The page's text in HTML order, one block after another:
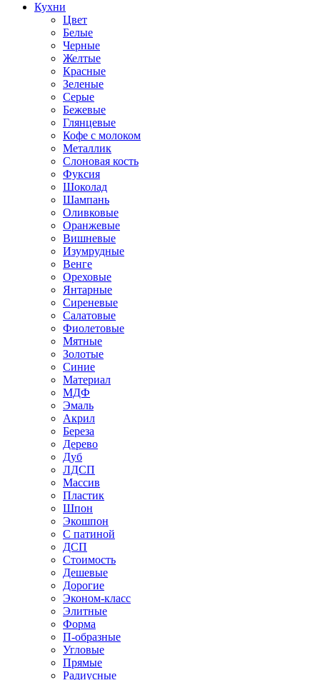
Кухни
Цвет
Белые
Черные
Желтые
Красные
Зеленые
Серые
Бежевые
Глянцевые
Кофе с молоком
Металлик
Слоновая кость
Фуксия
Шоколад
Шампань
Оливковые
Оранжевые
Вишневые
Изумрудные
Венге
Ореховые
Янтарные
Сиреневые
Салатовые
Фиолетовые
Мятные
Золотые
Синие
Материал
МДФ
Эмаль
Акрил
Береза
Дерево
Дуб
ЛДСП
Массив
Пластик
Шпон
Экошпон
С патиной
ДСП
Стоимость
Дешевые
Дорогие
Эконом-класс
Элитные
Форма
П-образные
Угловые
Прямые
Радиусные